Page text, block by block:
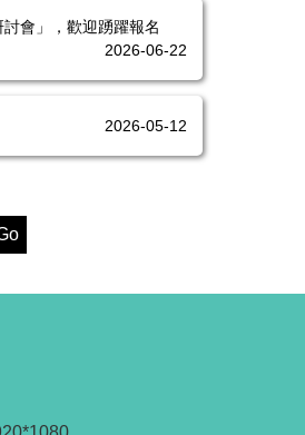
會」，歡迎踴躍報名
2026-06-22
2026-05-12